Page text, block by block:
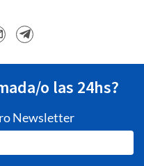
o las 24hs?
Newsletter